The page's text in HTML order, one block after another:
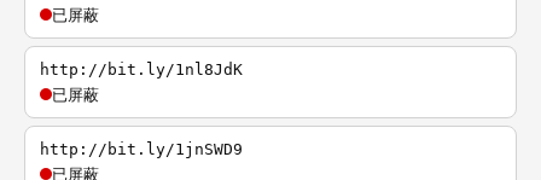
已屏蔽
http://bit.ly/1nl8JdK
已屏蔽
http://bit.ly/1jnSWD9
已屏蔽